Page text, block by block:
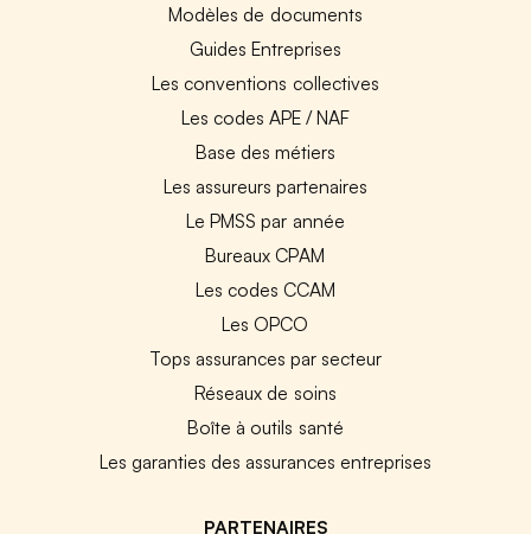
Modèles de documents
Guides Entreprises
Les conventions collectives
Les codes APE / NAF
Base des métiers
Les assureurs partenaires
Le PMSS par année
Bureaux CPAM
Les codes CCAM
Les OPCO
Tops assurances par secteur
Réseaux de soins
Boîte à outils santé
Les garanties des assurances entreprises
PARTENAIRES